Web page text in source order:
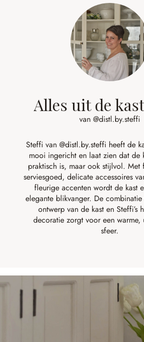
Alles uit de
van @distl.by.steffi
Steffi van @distl.by.steffi heeft de
mooi ingericht en laat zien dat de
praktisch is, maar ook stijlvol. Met
serviesgoed, delicate accessoires
fleurige accenten wordt de kast
elegante blikvanger. De
ontwerp van de kast en Steffi’s
decoratie zorgt voor een warme,
sfeer.